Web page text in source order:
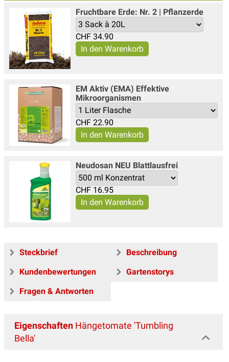
Fruchtbare Erde: Nr. 2 | Pflanzerde
CHF 34.90
EM Aktiv (EMA) Effektive
Mikroorganismen
CHF 22.90
Neudosan NEU Blattlausfrei
CHF 16.95
Steckbrief
Beschreibung
Kundenbewertungen
Gartenstorys
Fragen & Antworten
Eigenschaften Hängetomate 'Tumbling
Bella'